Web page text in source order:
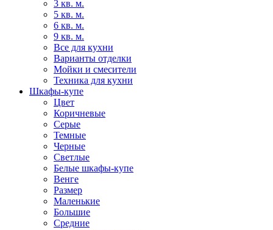
3 кв. м.
5 кв. м.
6 кв. м.
9 кв. м.
Все для кухни
Варианты отделки
Мойки и смесители
Техника для кухни
Шкафы-купе
Цвет
Коричневые
Серые
Темные
Черные
Светлые
Белые шкафы-купе
Венге
Размер
Маленькие
Большие
Средние